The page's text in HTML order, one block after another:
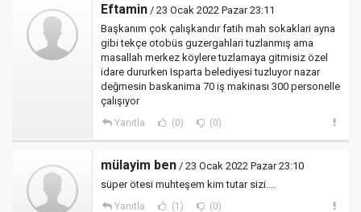
Eftamin / 23 Ocak 2022 Pazar 23:11
Başkanım çok çalışkandır fatih mah sokaklari ayna
gibi tekçe otobüs guzergahlari tuzlanmış ama
masallah merkez köylere tuzlamaya gitmisiz özel
idare dururken Isparta belediyesi tuzluyor nazar
değmesin baskanima 70 iş makinası 300 personelle
çalışıyor
Yanıtla (0) (0)
mülayim ben / 23 Ocak 2022 Pazar 23:10
süper ötesi muhteşem kim tutar sizi....
Yanıtla (1) (0)